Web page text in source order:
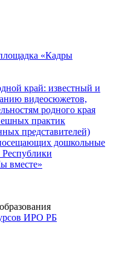
«Кадры
край: известный и
видеосюжетов,
родного края
практик
представителей)
дошкольные
Республики
вместе»
ИРО РБ